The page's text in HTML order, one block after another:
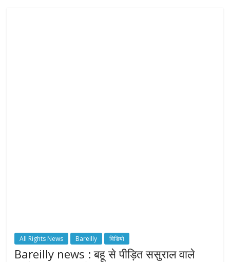
All Rights News Bareilly विडियो
Bareilly news : बहू से पीड़ित ससुराल वाले